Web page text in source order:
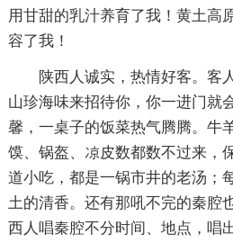
用甘甜的乳汁养育了我！黄土高
容了我！
陕西人诚实，热情好客。客
山珍海味来招待你，你一进门就
馨，一桌子的饭菜热气腾腾。牛
馍、锅盔、凉皮数都数不过来，
道小吃，都是一锅市井的老汤；
土的清香。还有那吼不完的秦腔
西人唱秦腔不分时间、地点，唱